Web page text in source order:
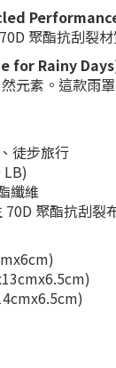
聚酯抗刮裂
for Rainy
元素。這款雨
徒步旅行
LB)
纖維
聚酯抗刮裂